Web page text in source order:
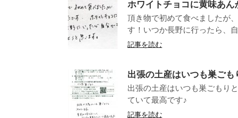
ホワイトチョコに黄味あん
頂き物で初めて食べましたが
す！いつか長野に行ったら、
記事を読む
出張の土産はいつも巣ごも
出張の土産はいつも巣ごもり
ていて
記事を読む